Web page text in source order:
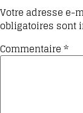
Votre adresse e-
obligatoires sont
Commentaire*